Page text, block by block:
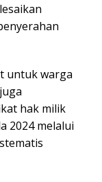
untuk warga
hak milik
2024 melalui